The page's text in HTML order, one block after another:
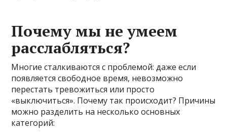
Почему мы не умеем
расслабляться?
Многие сталкиваются с проблемой: даже если
появляется свободное время, невозможно
перестать тревожиться или просто
«выключиться». Почему так происходит? Причины
можно разделить на несколько основных
категорий: